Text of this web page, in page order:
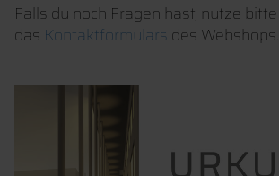
Falls du noch Fragen hast, nutze bitte
das Kontaktformulars des Webshops.